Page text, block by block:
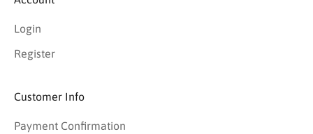
Login
Register
Customer Info
Payment Confirmation